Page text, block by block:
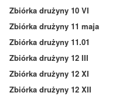
Zbiórka drużyny 10 VI
Zbiórka drużyny 11 maja
Zbiórka drużyny 11.01
Zbiórka drużyny 12 III
Zbiórka drużyny 12 XI
Zbiórka drużyny 12 XII